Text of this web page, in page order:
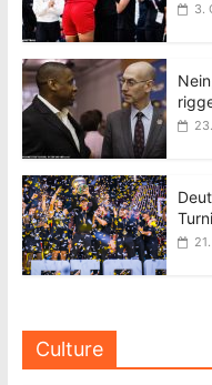
3.
Culture